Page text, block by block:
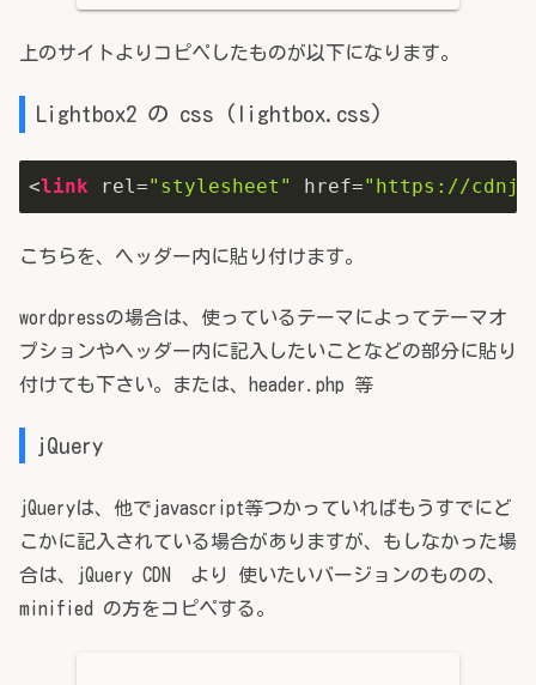
上のサイトよりコピペしたものが以下になります。
Lightbox2 の css (lightbox.css)
<link rel="stylesheet" href="https://
こちらを、ヘッダー内に貼り付けます。
wordpressの場合は、使っているテーマによってテーマオ
プションやヘッダー内に記入したいことなどの部分に貼り
付けても下さい。または、header.php 等
jQuery
jQueryは、他でjavascript等つかっていればもうすでにど
こかに記入されている場合がありますが、もしなかった場
合は、jQuery CDN より 使いたいバージョンのものの、
minified の方をコピペする。